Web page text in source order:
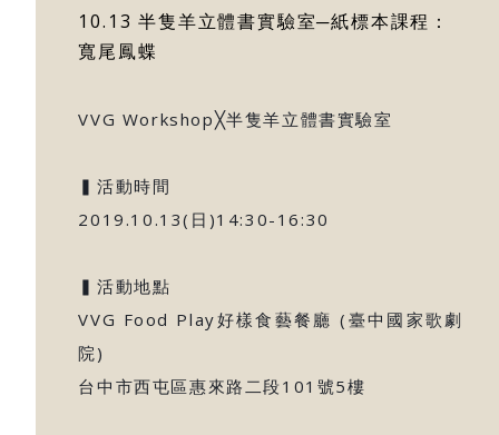
門市據點
10.13 半隻羊立體書實驗室─紙標本課程：
寬尾鳳蝶
VVG Workshop╳半隻羊立體書實驗室
▍活動時間
2019.10.13(日)14:30-16:30
▍活動地點
VVG Food Play好樣食藝餐廳 (臺中國家歌劇
院)
台中市西屯區惠來路二段101號5樓